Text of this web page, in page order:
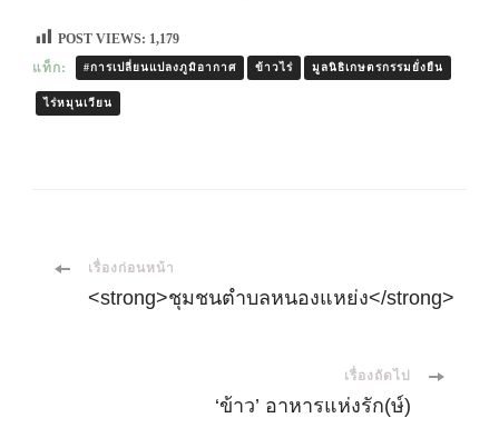
POST VIEWS: 1,179
แท็ก:
#การเปลี่ยนแปลงภูมิอากาศ ข้าวไร่ มูลนิธิเกษตรกรรมยั่งยืน
ไร่หมุนเวียน
เมนูเรื่องก่อนหน้า
<strong>ชุมชนตำบลหนองแหย่ง</strong>
เรื่องถัดไป
‘ข้าว’ อาหารแห่งรัก(ษ์)